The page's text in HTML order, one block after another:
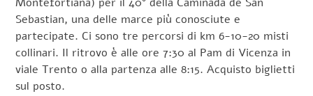
Montefortiana) per il 40° della Caminada de San
Sebastian, una delle marce più conosciute e
partecipate. Ci sono tre percorsi di km 6-10-20 misti
collinari. Il ritrovo è alle ore 7:30 al Pam di Vicenza in
viale Trento o alla partenza alle 8:15. Acquisto biglietti
sul posto.